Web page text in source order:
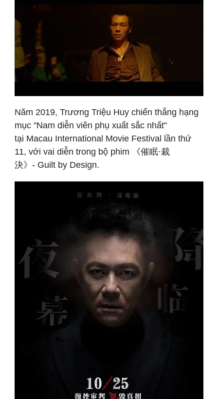
Năm 2019, Trương Triệu Huy chiến thắng hạng
mục "Nam diễn viên phụ xuất sắc nhất"
tại Macau International Movie Festival lần thứ
11, với vai diễn trong bộ phim 《催眠·裁
決》- Guilt by Design.